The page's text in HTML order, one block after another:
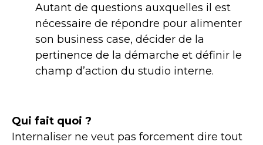
Autant de questions auxquelles il est
nécessaire de répondre pour alimenter
son business case, décider de la
pertinence de la démarche et définir le
champ d’action du studio interne.
Qui fait quoi ?
Internaliser ne veut pas forcement dire tout